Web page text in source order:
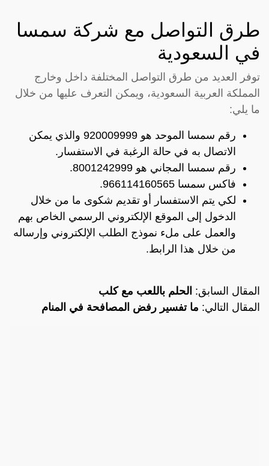
طرق التواصل مع شركة سمسا
في السعودية
توفر العديد من طرق التواصل المختلفة داخل وخارج
المملكة العربية السعودية، ويمكن التعرف عليها من خلال
ما يلي:
رقم سمسا الموحد هو 920009999 والذي يمكن
الاتصال به في حالة الرغبة في الاستفسار.
رقم سمسا المجاني هو 8001242999.
فاكس سمسا 966114160565.
لكي يتم الاستفسار أو تقديم شكوى ما من خلال
الدخول إلى الموقع الإلكتروني الرسمي الخاص بهم
والعمل على ملء نموذج الطلب الإلكتروني وإرساله
من خلال هذا الرابط.
المقال السابق: الحلم باللعب مع كلب
المقال التالي: ما تفسير رفض المصافحة في المنام